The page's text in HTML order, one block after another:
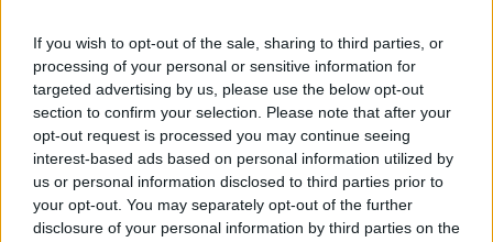
If you wish to opt-out of the sale, sharing to third parties, or
processing of your personal or sensitive information for
targeted advertising by us, please use the below opt-out
section to confirm your selection. Please note that after your
opt-out request is processed you may continue seeing
interest-based ads based on personal information utilized by
us or personal information disclosed to third parties prior to
your opt-out. You may separately opt-out of the further
disclosure of your personal information by third parties on the
az egyik legmodernebb Linux?
PCW.lite
Kúszik felfelé a Linux piaci
részesedése, és még csak nem is
a SteamOS miatt